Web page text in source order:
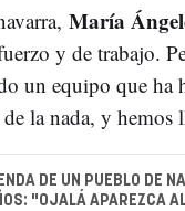
María
y de trabajo.
un equipo que ha
la nada, y hemos
DE UN PUEBLO DE
"OJALÁ APAREZCA